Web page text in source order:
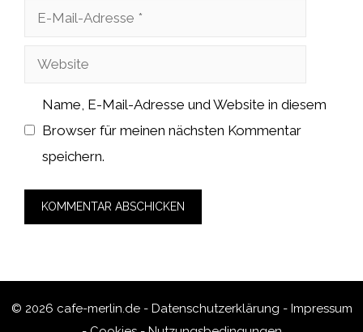
Adresse
Website
Name, E-Mail-Adresse und Website in diesem
Browser für meinen nächsten Kommentar
speichern.
© 2026 cafe-merlin.de - Datenschutzerklärung - Impressum